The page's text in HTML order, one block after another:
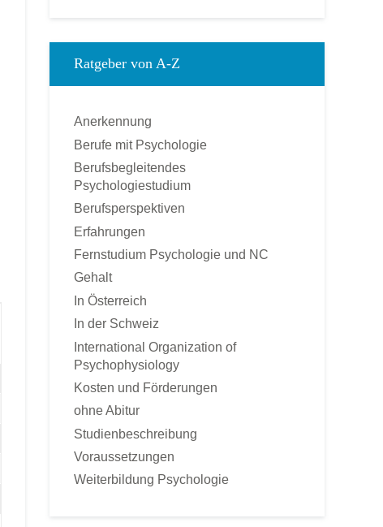
Ökonomische Psychologie
Pädagogische Psychologie
Personal und Business Coach
Praktische Psychologie
Psychologie
Psychologischer Berater
Psychotherapie – Heilpraktiker
Rechtspsychologie
Sozialpsychologie
Soziologie
Sportpsychologie
Ratgeber von A-Z
Anerkennung
Berufe mit Psychologie
Berufsbegleitendes
Psychologiestudium
Berufsperspektiven
Erfahrungen
Fernstudium Psychologie und NC
Gehalt
In Österreich
In der Schweiz
International Organization of
Psychophysiology
Kosten und Förderungen
ohne Abitur
Studienbeschreibung
Voraussetzungen
Weiterbildung Psychologie